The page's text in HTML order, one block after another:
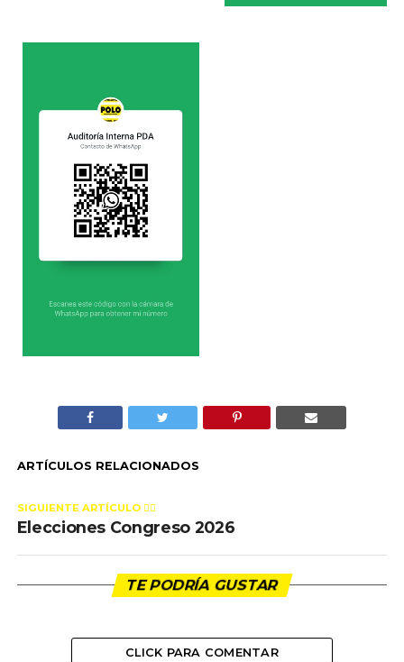
ARTÍCULOS RELACIONADOS
SIGUIENTE ARTÍCULO 👈🏻
Elecciones Congreso 2026
TE PODRÍA GUSTAR
CLICK PARA COMENTAR